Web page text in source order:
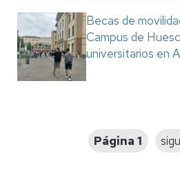
Becas de
Campus de
universitarios en
Página 1